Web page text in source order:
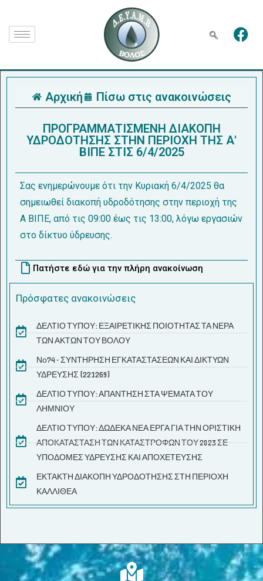
Αρχική Πίσω στις ανακοινώσεις
ΠΡΟΓΡΑΜΜΑΤΙΣΜΕΝΗ ΔΙΑΚΟΠΗ
ΥΔΡΟΔΟΤΗΣΗΣ ΣΤΗΝ ΠΕΡΙΟΧΗ ΤΗΣ Α'
ΒΙΠΕ ΣΤΙΣ 6/4/2025
Σας ενημερώνουμε ότι την Κυριακή 6/4/2025 θα
σημειωθεί διακοπή υδροδότησης στην περιοχή της
Α ΒΙΠΕ, από τις 09:00 έως τις 13:00, λόγω εργασιών
στο δίκτυο ύδρευσης.
Πατήστε εδώ για την πλήρη ανακοίνωση
Πρόσφατες ανακοινώσεις
ΔΕΛΤΙΟ ΤΥΠΟΥ: ΕΞΑΙΡΕΤΙΚΗΣ ΠΟΙΟΤΗΤΑΣ ΤΑ ΝΕΡΑ
ΤΩΝ ΑΚΤΩΝ ΤΟΥ ΒΟΛΟΥ
Νο74 - ΣΥΝΤΗΡΗΣΗ ΕΓΚΑΤΑΣΤΑΣΕΩΝ ΚΑΙ ΔΙΚΤΥΩΝ
ΥΔΡΕΥΣΗΣ (221269)
ΔΕΛΤΙΟ ΤΥΠΟΥ: ΑΠΑΝΤΗΣΗ ΣΤΑ ΨΕΜΑΤΑ ΤΟΥ
ΛΗΜΝΙΟΥ
ΔΕΛΤΙΟ ΤΥΠΟΥ: ΔΩΔΕΚΑ ΝΕΑ ΕΡΓΑ ΓΙΑ ΤΗΝ ΟΡΙΣΤΙΚΗ
ΑΠΟΚΑΤΑΣΤΑΣΗ ΤΩΝ ΚΑΤΑΣΤΡΟΦΩΝ ΤΟΥ 2023 ΣΕ
ΥΠΟΔΟΜΕΣ ΥΔΡΕΥΣΗΣ ΚΑΙ ΑΠΟΧΕΤΕΥΣΗΣ
ΕΚΤΑΚΤΗ ΔΙΑΚΟΠΗ ΥΔΡΟΔΟΤΗΣΗΣ ΣΤΗ ΠΕΡΙΟΧΗ
ΚΑΛΛΙΘΕΑ